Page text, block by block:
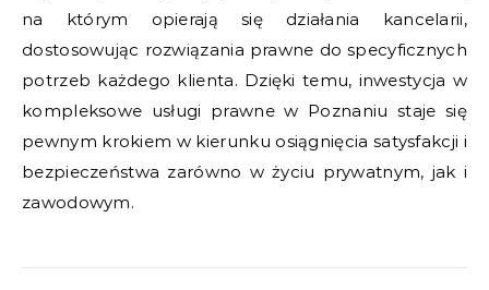
na którym opierają się działania kancelarii,
dostosowując rozwiązania prawne do specyficznych
potrzeb każdego klienta. Dzięki temu, inwestycja w
kompleksowe usługi prawne w Poznaniu staje się
pewnym krokiem w kierunku osiągnięcia satysfakcji i
bezpieczeństwa zarówno w życiu prywatnym, jak i
zawodowym.